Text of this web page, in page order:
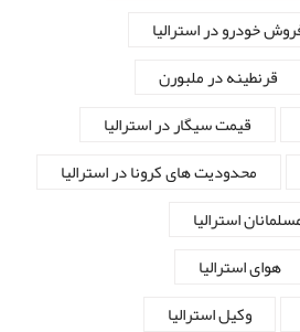
خودرو در استرالیا
قرنطینه در ملبورن
قیمت سیگار در استرالیا
محدودیت های کرونا در استرالیا
استرالیا
هوای استرالیا
وکیل استرالیا